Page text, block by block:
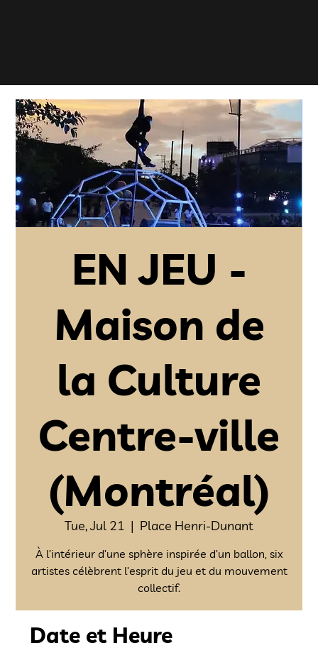
EN JEU -
Maison de
la Culture
Centre-ville
(Montréal)
Tue, Jul 21
  |
Place Henri-Dunant
À l’intérieur d’une sphère inspirée d’un ballon, six
artistes célèbrent l’esprit du jeu et du mouvement
collectif.
Date et Heure